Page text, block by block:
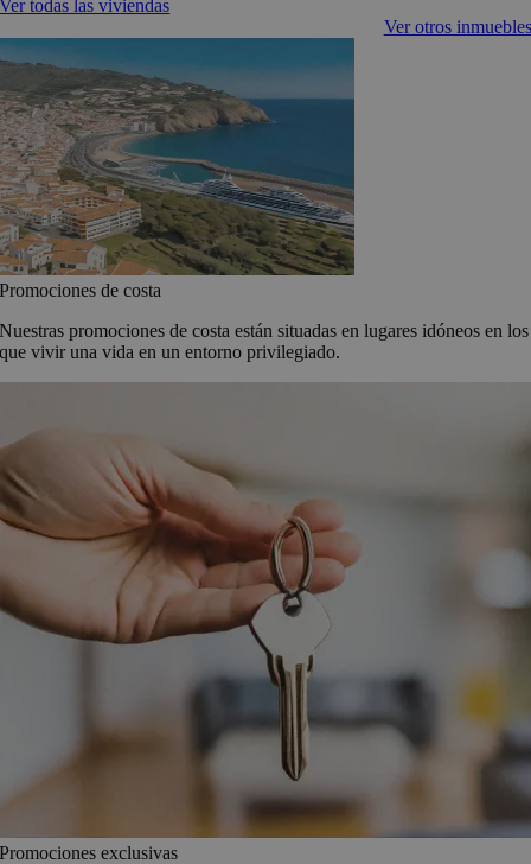
Ver todas las viviendas
Ver otros inmuebles
Promociones de costa
Nuestras promociones de costa están situadas en lugares idóneos en los
que vivir una vida en un entorno privilegiado.
Promociones exclusivas